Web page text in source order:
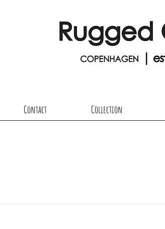
Contact Collection